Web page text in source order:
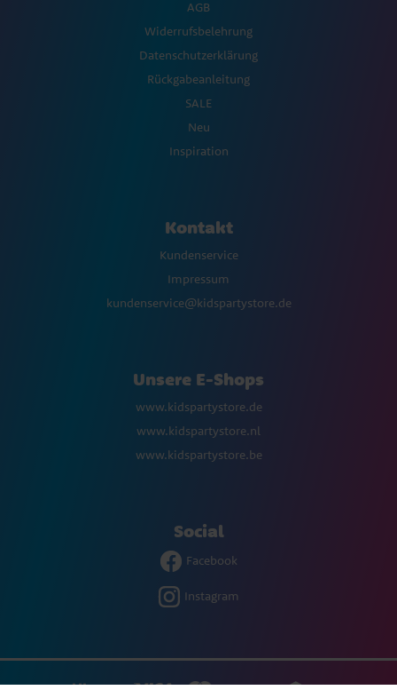
AGB
Widerrufsbelehrung
Datenschutzerklärung
Rückgabeanleitung
SALE
Neu
Inspiration
Kontakt
Kundenservice
Impressum
kundenservice@kidspartystore.de
Unsere E-Shops
www.kidspartystore.de
www.kidspartystore.nl
www.kidspartystore.be
Social
Facebook
Instagram